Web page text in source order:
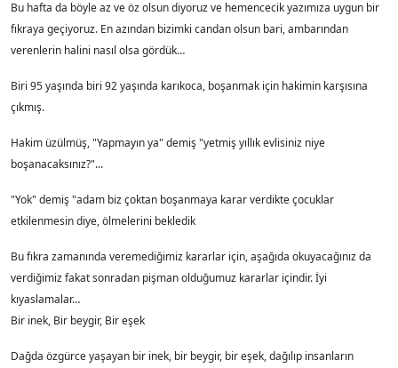
Bu hafta da böyle az ve öz olsun diyoruz ve hemencecik yazımıza uygun bir
fıkraya geçiyoruz. En azından bizimki candan olsun bari, ambarından
verenlerin halini nasıl olsa gördük…
Biri 95 yaşında biri 92 yaşında karıkoca, boşanmak için hakimin karşısına
çıkmış.
Hakim üzülmüş, "Yapmayın ya" demiş "yetmiş yıllık evlisiniz niye
boşanacaksınız?"...
"Yok" demiş "adam biz çoktan boşanmaya karar verdikte çocuklar
etkilenmesin diye, ölmelerini bekledik
Bu fıkra zamanında veremediğimiz kararlar için, aşağıda okuyacağınız da
verdiğimiz fakat sonradan pişman olduğumuz kararlar içindir. İyi
kıyaslamalar…
Bir inek, Bir beygir, Bir eşek
Dağda özgürce yaşayan bir inek, bir beygir, bir eşek, dağılıp insanların